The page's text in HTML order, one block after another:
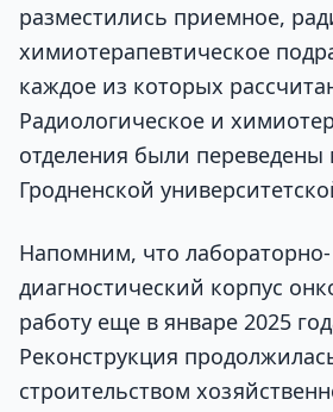
разместились приемное,
химиотерапевтическое
каждое из которых
Радиологическое и
отделения были переведены
Гродненской
Напомним, что лабораторно-
диагностический корпус
работу еще в январе 2025
Реконструкция
строительством